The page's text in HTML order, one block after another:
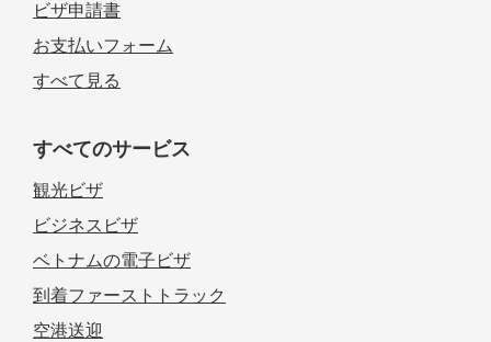
ビザ申請書
お支払いフォーム
すべて見る
すべてのサービス
観光ビザ
ビジネスビザ
ベトナムの電子ビザ
到着ファーストトラック
空港送迎